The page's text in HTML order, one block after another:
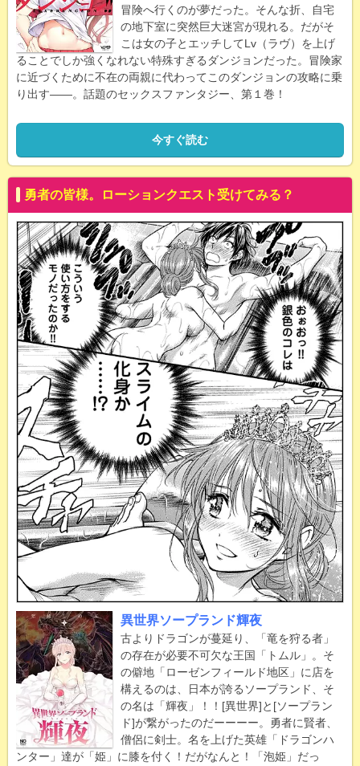
冒険へ行くのが夢だった。そんな折、自宅
の地下室に突然巨大迷宮が現れる。だがそ
こは女の子とエッチしてLv（ラヴ）を上げ
ることでしか強くなれない特殊すぎるダンジョンだった。冒険家
に近づくために不在の両親に代わってこのダンジョンの攻略に乗
り出す――。話題のセックスファンタジー、第１巻！
今すぐ読む
勇者の皆様。ローションクエスト受けてみる？
異世界ソープランド輝夜
古よりドラゴンが蔓延り、「竜を狩る者」
の存在が必要不可欠な王国「トムル」。そ
の僻地「ローゼンフィールド地区」に店を
構えるのは、日本が誇るソープランド、そ
の名は「輝夜」！！[異世界]と[ソープラン
ド]が繋がったのだーーーー。勇者に賢者、
僧侶に剣士。名を上げた英雄「ドラゴンハ
ンター」達が「姫」に膝を付く！だがなんと！「泡姫」だっ